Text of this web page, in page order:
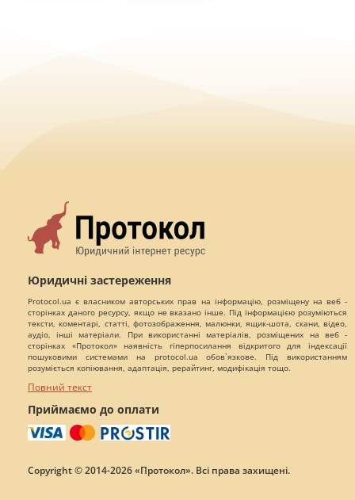
Юридичні застереження
Protocol.ua є власником авторських прав на інформацію, розміщену на веб -
сторінках даного ресурсу, якщо не вказано інше. Під інформацією розуміються
тексти, коментарі, статті, фотозображення, малюнки, ящик-шота, скани, відео,
аудіо, інші матеріали. При використанні матеріалів, розміщених на веб -
сторінках «Протокол» наявність гіперпосилання відкритого для індексації
пошуковими системами на protocol.ua обов`язкове. Під використанням
розуміється копіювання, адаптація, рерайтинг, модифікація тощо.
Повний текст
Приймаємо до оплати
Copyright © 2014-2026 «Протокол». Всі права захищені.